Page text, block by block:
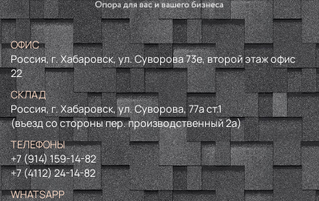
ОФИС
Россия, г. Хабаровск, ул. Суворова 73е, второй этаж офис
22
СКЛАД
Россия, г. Хабаровск, ул. Суворова, 77а ст.1
(въезд со стороны пер. производственный 2а)
ТЕЛЕФОНЫ
+7 (914) 159-14-82
+7 (4112) 24-14-82
WHATSAPP